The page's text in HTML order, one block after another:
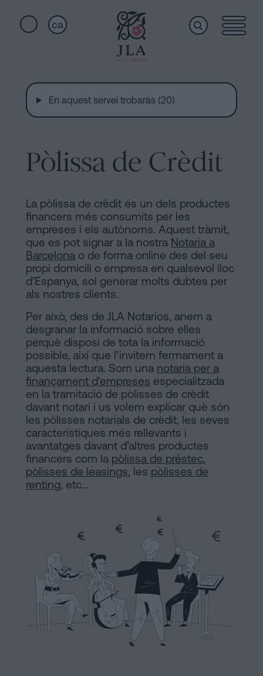
ca
Home
Serveis
Qui
som
Instal·lacions
Notaria
en
línia
Blog
Contactar
Política
Cookies
Manifest
ràpids
a
Barcelona
per
Acceptar
una
Herència
a
Barcelona
Contracte
de
Compravenda
d’Inmmoble
a
Barcelona
Hipoteques
Dissolució
de
parella
de
Barcelona
Notaria
en
línia
Mercantil
En aquest servei trobaràs (20)
Pòlissa de Crèdit
La pòlissa de crèdit és un dels productes
financers més consumits per les
empreses i els autònoms. Aquest tràmit,
que es pot signar a la nostra Notaria a
Barcelona o de forma online des del seu
propi domicili o empresa en qualsevol lloc
d’Espanya, sol generar molts dubtes per
als nostres clients.
Per això, des de JLA Notarios, anem a
desgranar la informació sobre elles
perquè disposi de tota la informació
possible, així que l’invitem fermament a
aquesta lectura. Som una notaria per a
finançament d’empreses especialitzada
en la tramitació de pòlisses de crèdit
davant notari i us volem explicar què són
les pòlisses notarials de crèdit, les seves
característiques més rellevants i
avantatges davant d’altres productes
financers com la pòlissa de préstec,
pòlisses de leasings, les pòlisses de
renting, etc…